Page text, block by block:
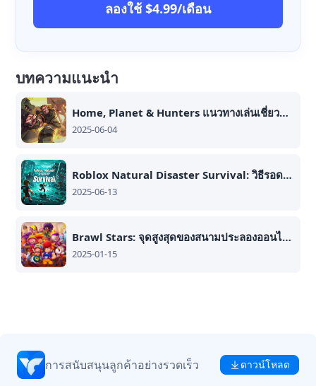
ลองใช้ $4.99/เดือน
บทความแนะนำ
Home, Planet & Hunters แนวทางเล่นเชี่ยวชาญเพื่อวิเคราะห์และพัฒนาสถานีอวกาศ
2025-06-04
Roblox Natural Disaster Survival: วิธีรอดชีวิตและรวบรวมทรัพยากรอย่างมืออาชีพ
2025-06-13
Brawl Stars: จุดสูงสุดของสนามประลองออนไลน์หลายผู้เล่น
2025-01-15
การสนับสนุนลูกค้าอย่างรวดเร็ว ดาวน์โหลด